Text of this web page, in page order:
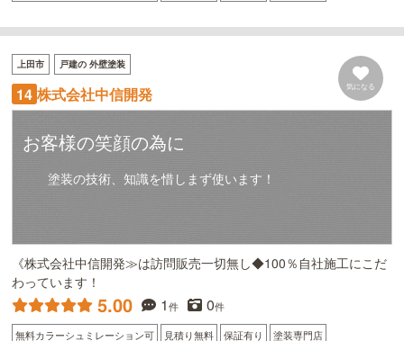
上田市 戸建の 外壁塗装
14 株式会社中信開発 気になる
お客様の笑顔の為に
塗装の技術、知識を惜しまず使います！
《株式会社中信開発≫は訪問販売一切無し◆100％自社施工にこだ
わっています！
5.00 1件 0件
無料カラーシュミレーション可 見積り無料 保証有り 塗装専門店